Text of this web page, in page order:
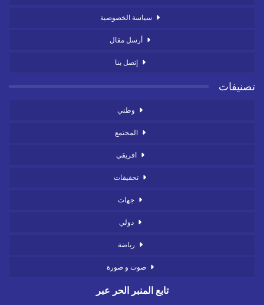
سياسة الخصوصية
أرسل مقال
إتصل بنا
تصنيفات
وطني
المجتمع
افريقي
تحقيقات
جهات
دولي
رياضة
صوت و صورة
تابع المنبر الحر عبر